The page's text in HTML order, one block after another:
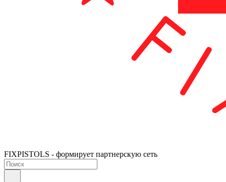
FIXPISTOLS - формирует партнерскую сеть